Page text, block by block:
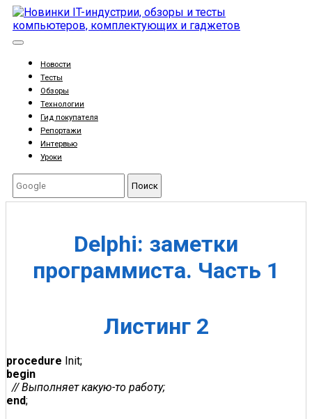
Новости
Тесты
Обзоры
Технологии
Гид покупателя
Репортажи
Интервью
Уроки
Поиск
Delphi: заметки
программиста. Часть 1
Листинг 2
procedure
begin
// Выполняет какую-то работу;
end;